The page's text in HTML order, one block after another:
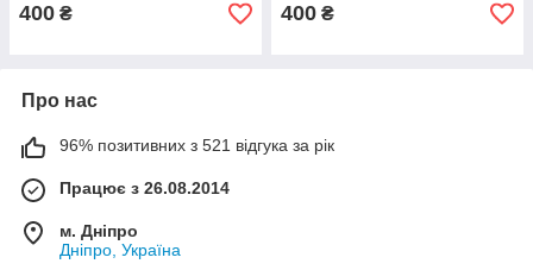
400 ₴ 400 ₴
Про нас
96% позитивних з 521 відгука за рік
Працює з 26.08.2014
м. Дніпро
Дніпро, Україна